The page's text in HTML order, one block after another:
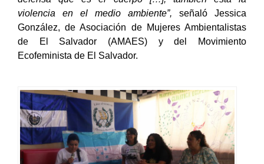
violencia en el medio ambiente”, señaló Jessica
González, de Asociación de Mujeres Ambientalistas
de El Salvador (AMAES) y del Movimiento
Ecofeminista de El Salvador.